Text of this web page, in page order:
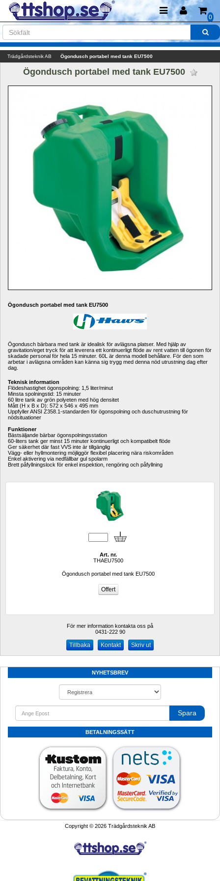
0
Trädgårdsteknik AB Ögondusch portabel med tank EU7500
Ögondusch portabel med tank EU7500
Ögondusch portabel med tank EU7500
Ögondusch bärbara med tank är idealisk för avlägsna platser. Med hjälp av
gravitation/eget tryck för att leverera ett kontinuerligt flöde av rent vatten till ögonen för
skadade personal för hela 15 minuter. 60L är denna modell behållare. För den som
arbetar i avlägsna områden kan känna sig trygg med denna nöd utrustning dag efter
dag.
Teknisk information
Flödeshastighet ögonspolning: 1,5 liter/minut
Minsta spolningstid: 15 minuter
60 litre tank av grön polyeten med hög densitet
Mått (H x B x D): 572 x 546 x 495 mm
Uppfyller ANSI Z358.1-standarden för ögonspolning och duschutrustning för
nödsituationer
Funktioner
Bästsäljande bärbar ögonspolningsstation
60-liters tank ger minst 15 minuter kontinuerligt och kompatibelt flöde
Ger säkerhet där fast VVS inte är tillgänglig
Vägg- eller hyllmontering möjliggör flexibel placering nära riskområden
Enkel aktivering via nedfällbar gul spolarm
Brett påfyllningslock för enkel inspektion, rengöring och påfyllning
Art. nr.
THAEU7500
Ögondusch portabel med tank EU7500
För mer information kontakta oss på
0431-222 90
Kontakt Skriv ut
NYHETSBREV
Spara
BETALNINGSSÄTT
Copyright © 2026 Trädgårdsteknik AB